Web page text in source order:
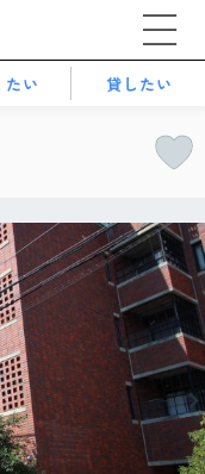
たい 貸したい